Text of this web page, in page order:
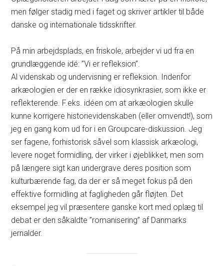
men følger stadig med i faget og skriver artikler til både
danske og internationale tidsskrifter.
På min arbejdsplads, en friskole, arbejder vi ud fra en
grundlæggende idé: ”Vi er refleksion”.
Al videnskab og undervisning er refleksion. Indenfor
arkæologien er der en række idiosynkrasier, som ikke er
reflekterende. F.eks. idéen om at arkæologien skulle
kunne korrigere historievidenskaben (eller omvendt!), som
jeg en gang kom ud for i en Groupcare-diskussion. Jeg
ser fagene, forhistorisk såvel som klassisk arkæologi,
levere noget formidling, der virker i øjeblikket, men som
på længere sigt kan undergrave deres position som
kulturbærende fag, da der er så meget fokus på den
effektive formidling at fagligheden går fløjten. Det
eksempel jeg vil præsentere ganske kort med oplæg til
debat er den såkaldte ”romanisering” af Danmarks
jernalder.